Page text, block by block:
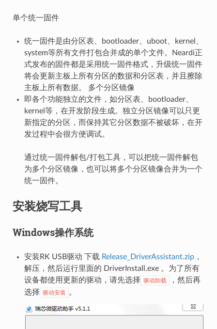
单个统一固件
统一固件是由分区表、bootloader、uboot、kernel、
system等所有文件打包合并成的单个文件。Neardi正
式发布的固件都是采用统一固件格式，升级统一固件
将会更新主板上所有分区的数据和分区表，并且擦除
主板上所有数据。 多个分区镜像
即各个功能独立的文件，如分区表、bootloader、
kernel等，在开发阶段生成。独立分区镜像可以只更
新指定的分区，而保持其它分区数据不被破坏，在开
发过程中会很方便调试。
通过统一固件解包/打包工具，可以把统一固件解包
为多个分区镜像，也可以将多个分区镜像合并为一个
统一固件。
安装烧写工具
Windows操作系统
安装RK USB驱动 下载 Release_DriverAssistant.zip，
解压，然后运行里面的 DriverInstall.exe 。为了所有
设备都使用更新的驱动，请先选择 驱动卸载
，然后再
选择 驱动安装 。